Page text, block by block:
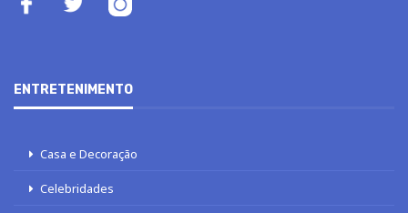
ENTRETENIMENTO
Casa e Decoração
Celebridades